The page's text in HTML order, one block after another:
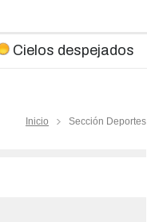
Cielos despejados
Inicio Sección Deportes